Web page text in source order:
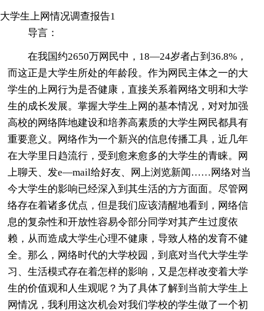
大学生上网情况调查报告1
导言：
在我国约2650万网民中，18—24岁者占到36.8%，
而这正是大学生所处的年龄段。作为网民主体之一的大
学生的上网行为是否健康，直接关系着网络文明和大学
生的成长发展。掌握大学生上网的基本情况，对对加强
高校的网络阵地建设和培养高素质的大学生网民都具有
重要意义。网络作为一个新兴的信息传播工具，近几年
在大学里日趋流行，受到愈来愈多的大学生的青睐。网
上聊天、发e—mail给好友、网上浏览新闻……网络对当
今大学生的影响已经深入到其生活的方方面面。尽管网
络存在着诸多优点，但是我们应该清醒地看到，网络信
息的复杂性和开放性容易令部分同学对其产生过度依
赖，从而造成大学生心理不健康，导致人格的发育不健
全。那么，网络时代的大学校园，到底对当代大学生学
习、生活模式存在着怎样的影响，又是怎样改变着大学
生的价值观和人生观呢？为了具体了解到当前大学生上
网情况，我利用这次机会对我们学校的学生做了一个初